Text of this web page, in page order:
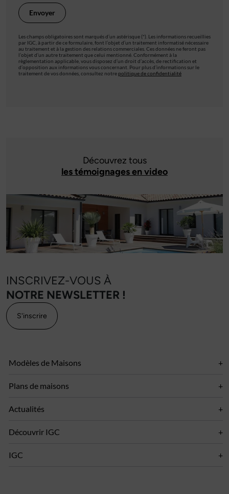
Les champs obligatoires sont marqués d’un astérisque (*). Les informations recueillies
par IGC, à partir de ce formulaire, font l’objet d’un traitement informatisé nécessaire
au traitement et à la gestion des relations commerciales. Ces données ne feront pas
l’objet d’un autre traitement que celui mentionné. Conformément à la
règlementation applicable, vous disposez d’un droit d’accès, de rectification et
d’opposition aux informations vous concernant. Pour plus d’informations sur le
traitement de vos données, consultez notre politique de confidentialité
Découvrez tous
les témoignages en video
INSCRIVEZ-VOUS À
NOTRE NEWSLETTER !
S'inscrire
Modèles de Maisons
Plans de maisons
Actualités
Découvrir IGC
IGC